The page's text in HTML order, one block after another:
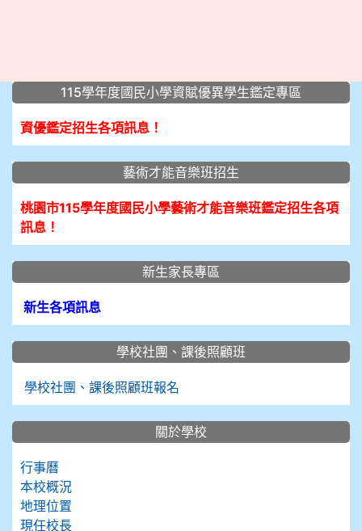
::: 115學年度國民小學資賦優異學生鑑定專區
資優鑑定招生各項訊息！
藝術才能音樂班招生
桃園市115學年度國民小學藝術才能音樂班鑑定招生各項
訊息！
新生家長專區
新生各項訊息
學校社團、課後照顧班
學校社團、課後照顧班報名
關於學校
行事曆
本校概況
地理位置
現任校長